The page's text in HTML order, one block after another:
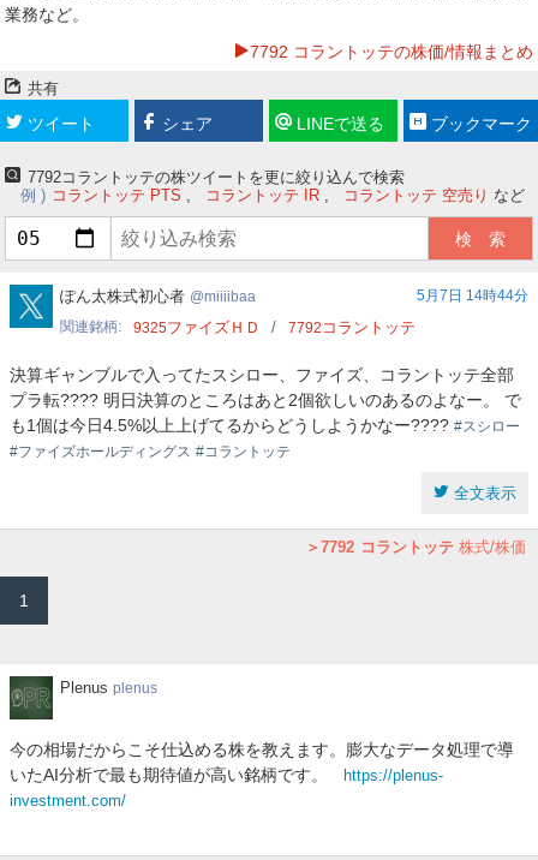
業務など。
7792 コラントッテの株価/情報まとめ
共有
ツイート シェア LINEで送る ブックマーク
7792コラントッテの株ツイートを更に絞り込んで検索
例
コラントッテ PTS コラントッテ IR コラントッテ 空売り など
miiiibaa
ぽん太株式初心者 miiiibaa
5月7日 14時44分
関連銘柄
9325ファイズＨＤ 7792 コラントッテ
決算ギャンブルで入ってたスシロー、ファイズ、コラントッテ全部
プラ転???? 明日決算のところはあと2個欲しいのあるのよなー。 で
も1個は今日4.5%以上上げてるからどうしようかなー???? #スシロー
#ファイズホールディングス #コラントッテ
全文表示
7792 コラントッテ 株式/株価
1
Plenus
Plenus plenus
今の相場だからこそ仕込める株を教えます。膨大なデータ処理で導
いたAI分析で最も期待値が高い銘柄です。
https://plenus-
investment.com/